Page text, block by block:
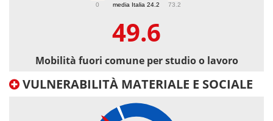
media Italia 24.2
0 73.2
49.6
Mobilità fuori comune per studio o lavoro
VULNERABILITÀ MATERIALE E SOCIALE